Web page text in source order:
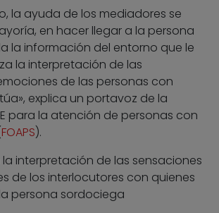
la ayuda de los mediadores se
en hacer llegar a la persona
la información del entorno que le
la interpretación de las
de las personas con
explica un portavoz de la
para la atención de personas con
FOAPS).
interpretación de las sensaciones
de los interlocutores con quienes
persona sordociega